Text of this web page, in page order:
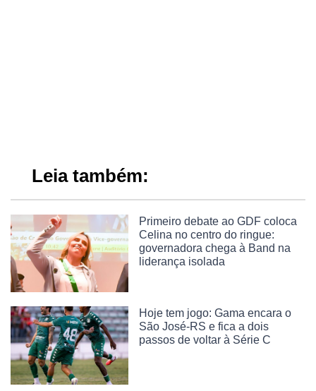
Leia também:
Primeiro debate ao GDF coloca
Celina no centro do ringue:
governadora chega à Band na
liderança isolada
Hoje tem jogo: Gama encara o
São José-RS e fica a dois
passos de voltar à Série C